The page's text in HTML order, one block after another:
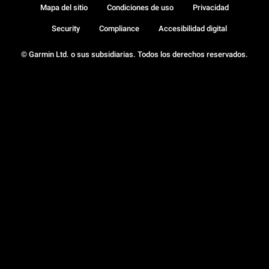
© Garmin Ltd. o sus subsidiarias. Todos los derechos reservados.
Mapa del sitio Condiciones de uso Privacidad
Security Compliance Accesibilidad digital